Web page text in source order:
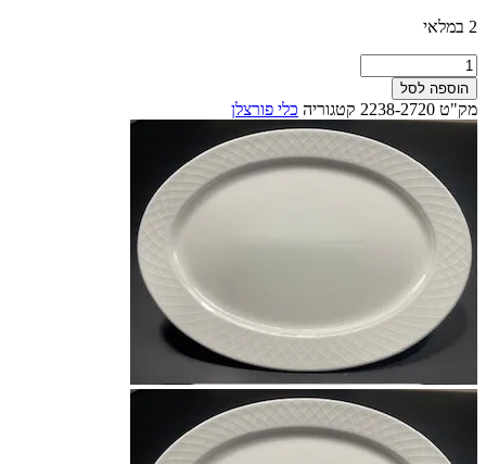
2 במלאי
כמות
של
צלחת
הגשה
במידות:32X24סמ'
מפורצלן
איכותי
עם
תבליט
עדינה
בשוליים-דגם
BELLA-
V&B
הוספה לסל
מק"ט 2238-2720 קטגוריה כלי פורצלן